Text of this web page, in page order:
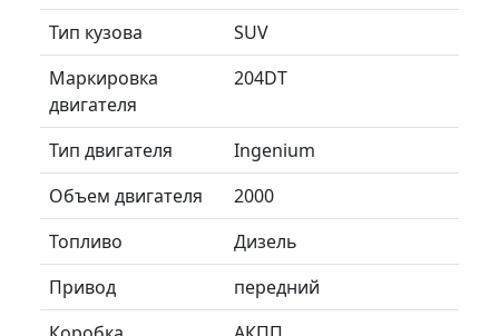
Тип кузова
SUV
Маркировка
двигателя
204DT
Тип двигателя
Ingenium
Объем двигателя
2000
Топливо
Дизель
Привод
передний